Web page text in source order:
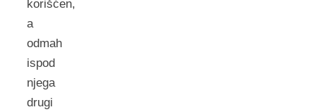
korišćen,
a
odmah
ispod
njega
drugi